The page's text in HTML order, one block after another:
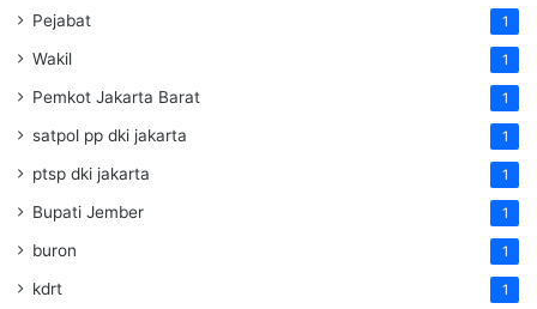
Pejabat 1
Wakil 1
Pemkot Jakarta Barat 1
satpol pp dki jakarta 1
ptsp dki jakarta 1
Bupati Jember 1
buron 1
kdrt 1